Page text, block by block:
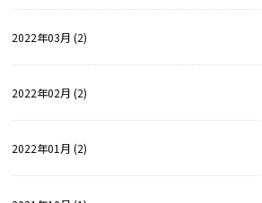
2022年03月 (2)
2022年02月 (2)
2022年01月 (2)